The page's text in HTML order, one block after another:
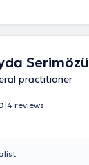
Serimözü
practitioner
|4 reviews